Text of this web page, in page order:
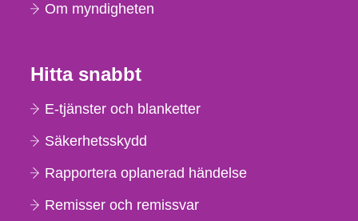
Om myndigheten
Hitta snabbt
E-tjänster och blanketter
Säkerhetsskydd
Rapportera oplanerad händelse
Remisser och remissvar